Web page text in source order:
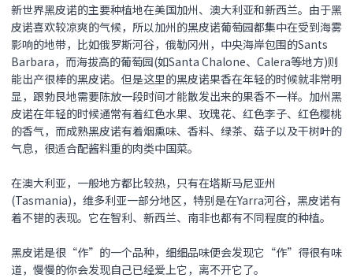
新世界黑皮诺的主要种植地在美国加州、澳大利亚和新西兰。由于黑
皮诺喜欢较凉爽的气候，所以加州的黑皮诺葡萄园都集中在受到海雾
影响的地带，比如俄罗斯河谷，俄勒冈州，中央海岸包围的Sants
Barbara，而海拔高的葡萄园(如Santa Chalone、Calera等地方)则
能出产很棒的黑皮诺。但是这里的黑皮诺果香在年轻的时候就非常明
显，跟勃艮地需要陈放一段时间才能散发出来的果香不一样。加州黑
皮诺在年轻的时候通常有着红色水果、玫瑰花、红色李子、红色樱桃
的香气，而成熟黑皮诺有着烟熏味、香料、绿茶、菇子以及干树叶的
气息，很适合配酱料重的肉类中国菜。
在澳大利亚，一般地方都比较热，只有在塔斯马尼亚州
(Tasmania)，维多利亚一部分地区，特别是在Yarra河谷， 黑皮诺有
着不错的表现。它在智利、新西兰、南非也都有不同程度的种植。
黑皮诺是很“作”的一个品种，细细品味便会发现它“作”得很有味
道，慢慢的你会发现自己已经爱上它，离不开它了。